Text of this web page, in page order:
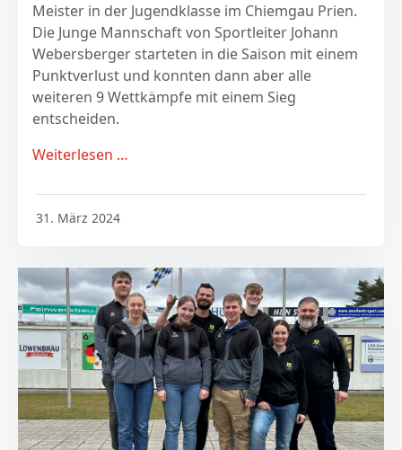
Meister in der Jugendklasse im Chiemgau Prien.
Die Junge Mannschaft von Sportleiter Johann
Webersberger starteten in die Saison mit einem
Punktverlust und konnten dann aber alle
weiteren 9 Wettkämpfe mit einem Sieg
entscheiden.
Weiterlesen …
31. März 2024